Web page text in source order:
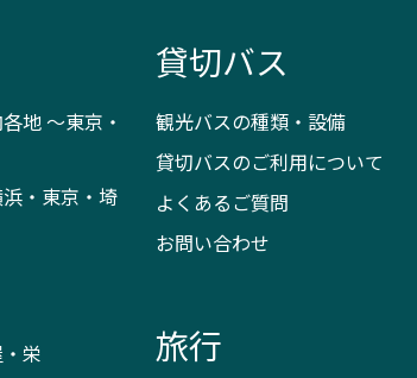
地 ～東京・
・東京・埼
栄
貸切バス
観光バスの種類・設備
貸切バスのご利用について
よくあるご質問
お問い合わせ
旅行